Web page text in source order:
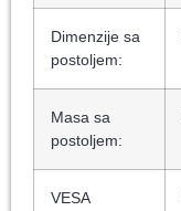
Dimenzije sa
postoljem:
Masa sa
postoljem:
VESA